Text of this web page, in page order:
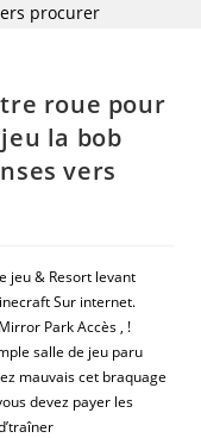
procurer
roue pour
la bob
vers
jeu & Resort levant
Sur internet.
Park Accès , !
salle de jeu paru
mauvais cet braquage
devez payer les